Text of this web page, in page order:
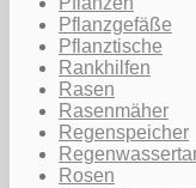
Pflanzgefäße
Pflanztische
Rankhilfen
Rasen
Rasenmäher
Regenspeicher
Rosen